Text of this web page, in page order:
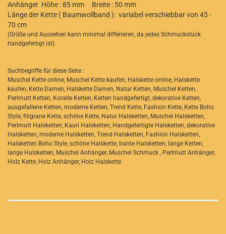
Anhänger Höhe : 85 mm Breite : 50 mm
Länge der Kette ( Baumwollband ): variabel verschiebbar von 45 -
70 cm
(Größe und Aussehen kann minimal differieren, da jedes Schmuckstück
handgefertigt ist)
Suchbegriffe für diese Seite :
Muschel Kette online, Muschel Kette kaufen, Halskette online, Halskette
kaufen, Kette Damen, Halskette Damen, Natur Ketten, Muschel Ketten,
Perlmutt Ketten, Koralle Ketten, Ketten handgefertigt, dekorative Ketten,
ausgefallene Ketten, moderne Ketten, Trend Kette, Fashion Kette, Kette Boho
Style, filigrane Kette, schöne Kette, Natur Halsketten, Muschel Halsketten,
Perlmutt Halsketten, Kauri Halsketten, Handgefertigte Halsketten, dekorative
Halsketten, moderne Halsketten, Trend Halsketten, Fashion Halsketten,
Halsketten Boho Style, schöne Halskette, bunte Halsketten, lange Ketten,
lange Halsketten, Muschel Anhänger, Muschel Schmuck , Perlmutt Anhänger,
Holz Kette, Holz Anhänger, Holz Halskette